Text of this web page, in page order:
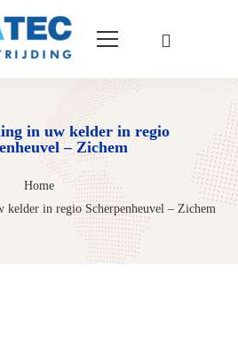
in uw kelder in regio
– Zichem
Home
kelder in regio Scherpenheuvel – Zichem